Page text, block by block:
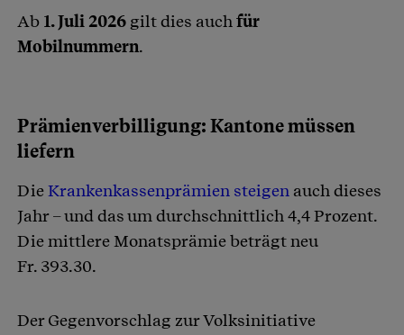
Ab 1. Juli 2026 gilt dies auchfür
Mobilnummern.
Prämienverbilligung: Kantone müssen
liefern
DieKrankenkassenprämien steigen auch dieses
Jahr – und das um durchschnittlich 4,4 Prozent.
Die mittlere Monatsprämie beträgt neu
Fr. 393.30.
Der Gegenvorschlag zur Volksinitiative